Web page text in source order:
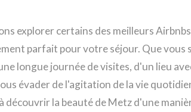
explorer certains des meilleurs
parfait pour votre séjour. Que vous
longue journée de visites, d'un lieu
évader de l'agitation de la vie
découvrir la beauté de Metz d'une